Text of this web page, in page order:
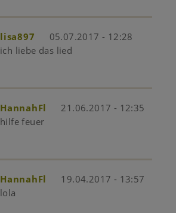
lisa897
05.07.2017 - 12:28
ich liebe das lied
HannahFl
21.06.2017 - 12:35
hilfe feuer
HannahFl
19.04.2017 - 13:57
lola